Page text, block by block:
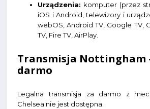
Urządzenia: komputer (przez
iOS i Android, telewizory i
webOS, Android TV, Google TV,
TV, Fire TV, AirPlay.
Transmisja Nottingham
darmo
Legalna transmisja za darmo z
Chelsea nie jest dostępna.